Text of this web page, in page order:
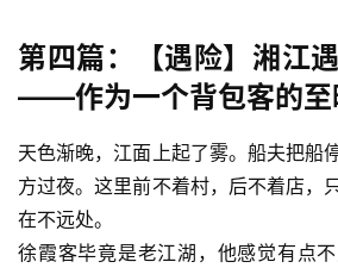
第四篇：【遇险】湘江
——作为一个背包客的至
天色渐晚，江面上起了雾。船夫把船
方过夜。这里前不着村，后不着店，
在不远处。
徐霞客毕竟是老江湖，他感觉有点不